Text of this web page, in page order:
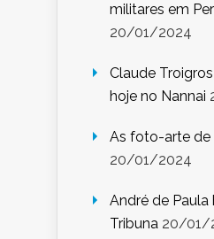
militares em
20/01/2024
Claude
hoje no Nannai
As foto-arte de
20/01/2024
André de Paula
Tribuna 20/01/